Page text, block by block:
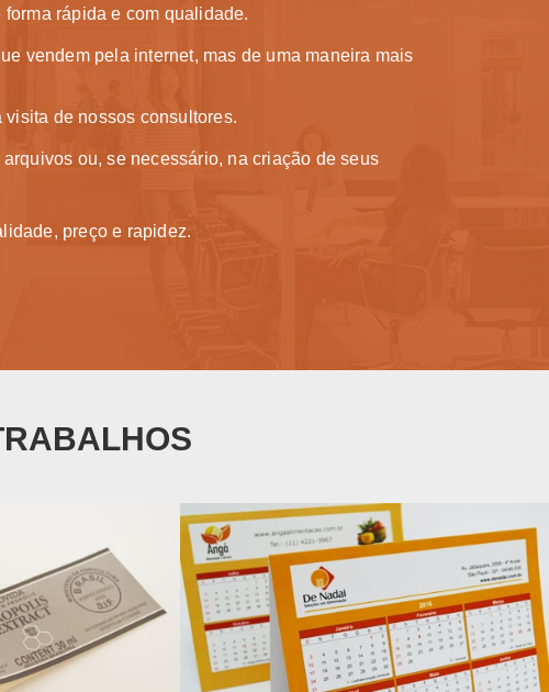
rápida e com qualidade.
vendem pela internet, mas de uma maneira mais
de nossos consultores.
ou, se necessário, na criação de seus
preço e rapidez.